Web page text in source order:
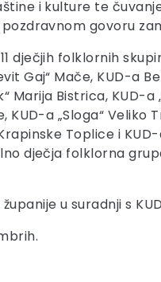
i kulture te
govoru
dječjih folklornih
Gaj“ Mače, KUD-a
Marija Bistrica, KUD-a
KUD-a „Sloga“ Veliko
Toplice i
dječja folklorna
u suradnji s